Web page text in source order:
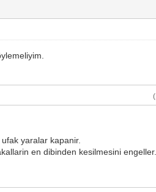
yaralar kapanir.
en dibinden kesilmesini